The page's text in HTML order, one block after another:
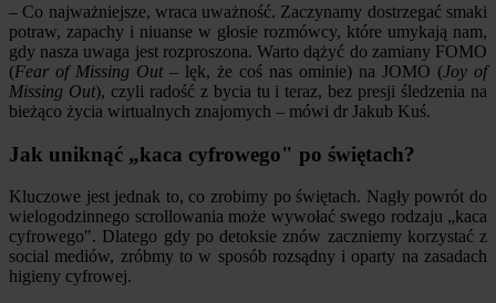
– Co najważniejsze, wraca uważność. Zaczynamy dostrzegać smaki
potraw, zapachy i niuanse w głosie rozmówcy, które umykają nam,
gdy nasza uwaga jest rozproszona. Warto dążyć do zamiany FOMO
(Fear of Missing Out– lęk, że coś nas ominie) na JOMO (Joy of
Missing Out), czyli radość z bycia tu i teraz, bez presji śledzenia na
bieżąco życia wirtualnych znajomych – mówi dr Jakub Kuś.
Jak uniknąć „kaca cyfrowego" po świętach?
Kluczowe jest jednak to, co zrobimy po świętach. Nagły powrót do
wielogodzinnego scrollowania może wywołać swego rodzaju „kaca
cyfrowego". Dlatego gdy po detoksie znów zaczniemy korzystać z
social mediów, zróbmy to w sposób rozsądny i oparty na zasadach
higieny cyfrowej.